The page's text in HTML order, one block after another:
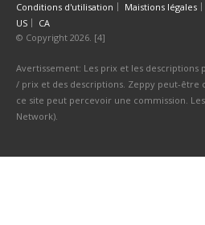
Conditions d'utilisation Maistions légales
US
CA
© Copyright 2026. [4]
Avertissement: Les prix et les
/ prix et des descriptions. Zeppy peut-être
ce site peut percevoir une commission.
Network).